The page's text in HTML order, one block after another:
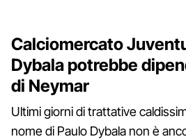
Calciomercato
Dybala potrebbe
di Neymar
Ultimi giorni di trattative
nome di Paulo Dybala non è